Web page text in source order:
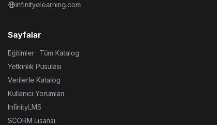
infinityelearning.com
Sayfalar
Eğitimler · Tüm Katalog
Yetkinlik Pusulası
Verilerle Katalog
Kullanıcı Yorumları
InfinityLMS
SCORM Lisansı